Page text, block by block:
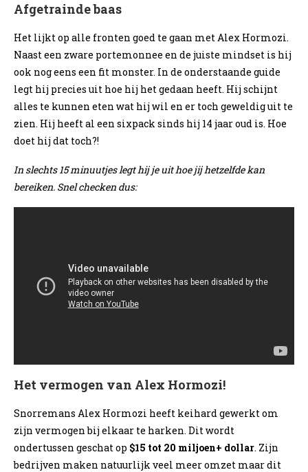
Afgetrainde baas
Het lijkt op alle fronten goed te gaan met Alex Hormozi.
Naast een zware portemonnee en de juiste mindset is hij
ook nog eens een fit monster. In de onderstaande guide
legt hij precies uit hoe hij het gedaan heeft. Hij schijnt
alles te kunnen eten wat hij wil en er toch geweldig uit te
zien. Hij heeft al een sixpack sinds hij 14 jaar oud is. Hoe
doet hij dat toch?!
In slechts 15 minuutjes legt hij je uit hoe jij hetzelfde kan
bereiken. Snel checken dus:
Het vermogen van Alex Hormozi!
Snorremans Alex Hormozi heeft keihard gewerkt om
zijn vermogen bij elkaar te harken. Dit wordt
ondertussen geschat op $15 tot 20 miljoen+ dollar. Zijn
bedrijven maken natuurlijk veel meer omzet maar dit